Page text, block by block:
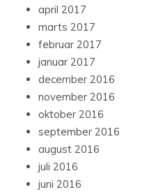
april 2017
marts 2017
februar 2017
januar 2017
december 2016
november 2016
oktober 2016
september 2016
august 2016
juli 2016
juni 2016